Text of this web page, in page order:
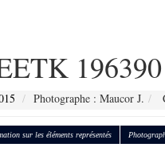
196390
Photographe : Maucor J.
sur les éléments représentés